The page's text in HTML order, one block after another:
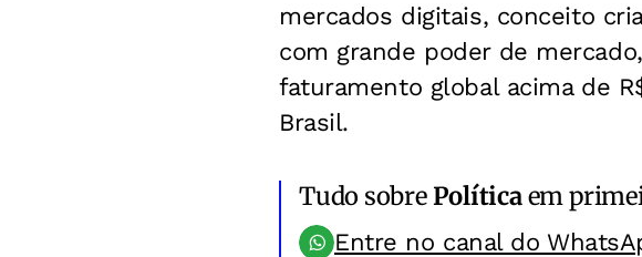
mercados digitais, conceito
com grande poder de
faturamento global acima de
Brasil.
Tudo sobrePolíticaem
Entre no canal do